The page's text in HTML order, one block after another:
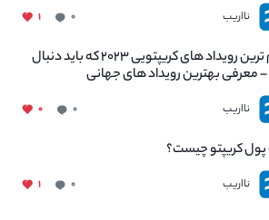
نااریب ۰ ۱
مهم ترین رویداد های کریپتویی ۲۰۲۳ که باید دنبال
– معرفی بهترین رویداد های جهانی
نااریب ۰ ۰
کریپتو چیست؟
نااریب ۰ ۱